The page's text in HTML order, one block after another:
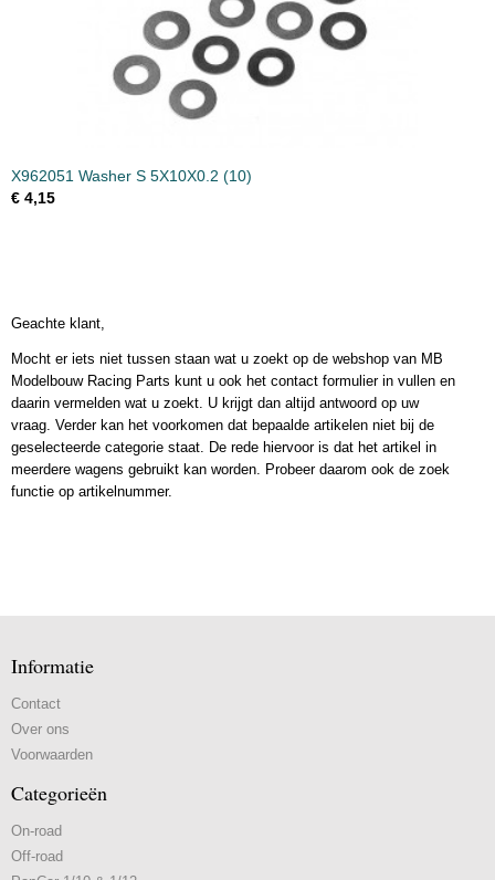
X962051 Washer S 5X10X0.2 (10)
€ 4,15
Geachte klant,
Mocht er iets niet tussen staan wat u zoekt op de webshop van MB
Modelbouw Racing Parts kunt u ook het contact formulier in vullen en
daarin vermelden wat u zoekt. U krijgt dan altijd antwoord op uw
vraag. Verder kan het voorkomen dat bepaalde artikelen niet bij de
geselecteerde categorie staat. De rede hiervoor is dat het artikel in
meerdere wagens gebruikt kan worden. Probeer daarom ook de zoek
functie op artikelnummer.
Informatie
Contact
Over ons
Voorwaarden
Categorieën
On-road
Off-road